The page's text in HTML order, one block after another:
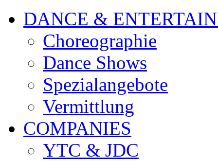
DANCE &
Choreographie
Dance Shows
Spezialangebote
Vermittlung
COMPANIES
YTC & JDC